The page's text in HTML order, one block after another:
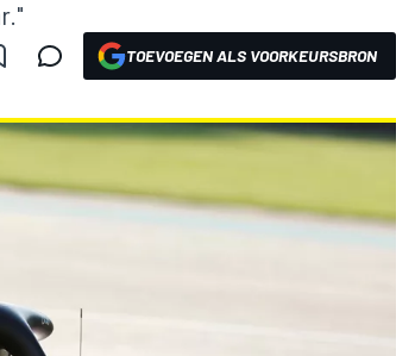
TOEVOEGEN ALS VOORKEURSBRON